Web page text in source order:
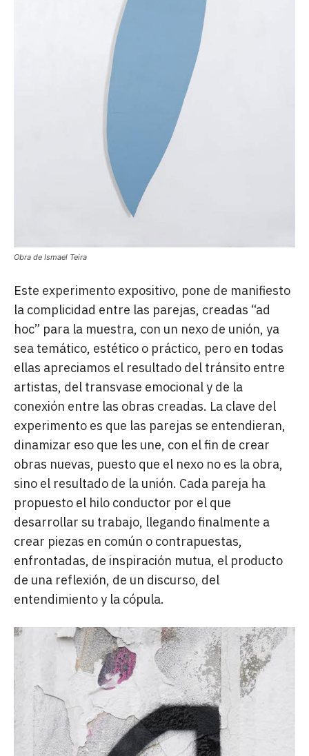
Obra de Ismael Teira
Este experimento expositivo, pone de manifiesto
la complicidad entre las parejas, creadas “ad
hoc” para la muestra, con un nexo de unión, ya
sea temático, estético o práctico, pero en todas
ellas apreciamos el resultado del tránsito entre
artistas, del transvase emocional y de la
conexión entre las obras creadas. La clave del
experimento es que las parejas se entendieran,
dinamizar eso que les une, con el fin de crear
obras nuevas, puesto que el nexo no es la obra,
sino el resultado de la unión. Cada pareja ha
propuesto el hilo conductor por el que
desarrollar su trabajo, llegando finalmente a
crear piezas en común o contrapuestas,
enfrontadas, de inspiración mutua, el producto
de una reflexión, de un discurso, del
entendimiento y la cópula.